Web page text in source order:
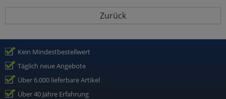
Zurück
Kein Mindestbestellwert
Täglich neue Angebote
Über 6.000 lieferbare Artikel
Über 40 Jahre Erfahrung